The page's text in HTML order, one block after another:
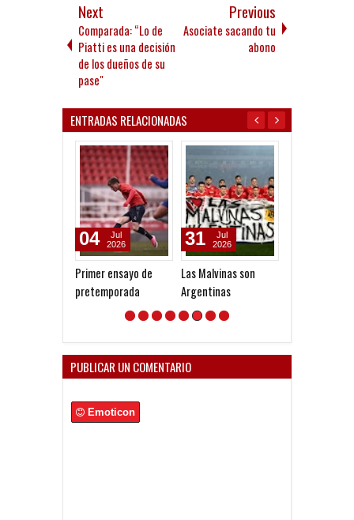
Next
Comparada: “Lo de
Piatti es una decisión
de los dueños de su
pase"
Previous
Asociate sacando tu
abono
ENTRADAS RELACIONADAS
Primer ensayo de
pretemporada
04
Jul
2026
Las Malvinas son
Argentinas
31
Jul
2026
PUBLICAR UN COMENTARIO
Emoticon